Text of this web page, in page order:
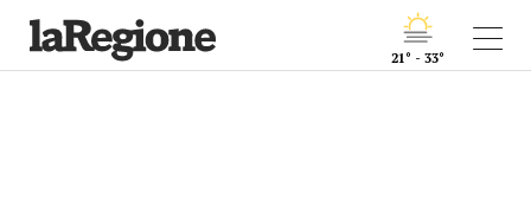
21° - 33°